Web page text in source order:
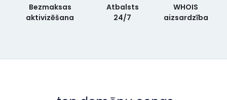
Bezmaksas
aktivizēšana
Atbalsts
24/7
WHOIS
aizsardzība